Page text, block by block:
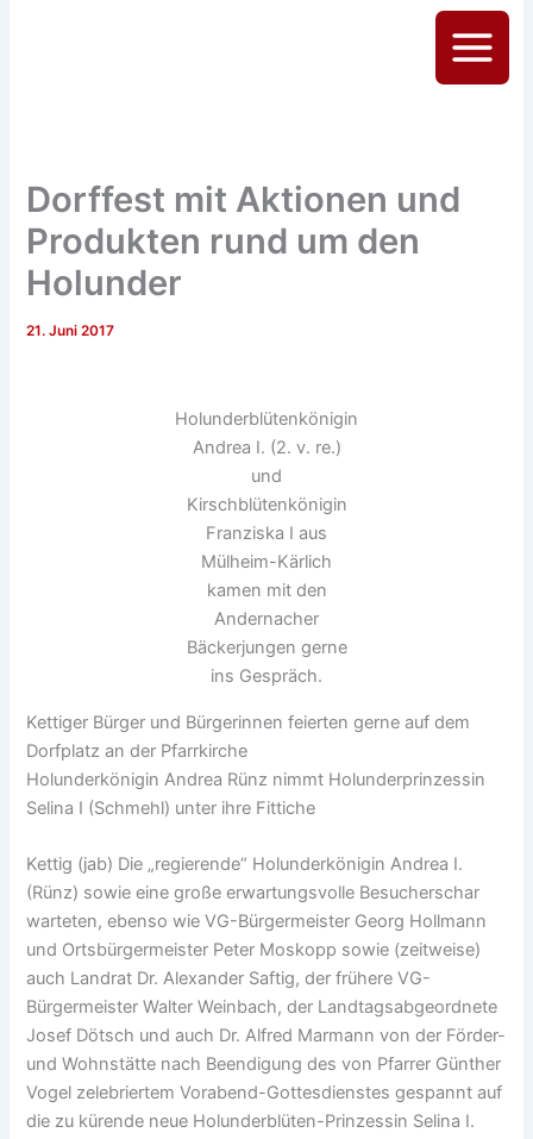
Main
Dorffest mit Aktionen und
Produkten rund um den
Holunder
21. Juni 2017
Holunderblütenkönigin
Andrea I. (2. v. re.)
und
Kirschblütenkönigin
Franziska I aus
Mülheim-Kärlich
kamen mit den
Andernacher
Bäckerjungen gerne
ins Gespräch.
Kettiger Bürger und Bürgerinnen feierten gerne auf dem
Dorfplatz an der Pfarrkirche
Holunderkönigin Andrea Rünz nimmt Holunderprinzessin
Selina I (Schmehl) unter ihre Fittiche
Kettig (jab) Die „regierende“ Holunderkönigin Andrea I.
(Rünz) sowie eine große erwartungsvolle Besucherschar
warteten, ebenso wie VG-Bürgermeister Georg Hollmann
und Ortsbürgermeister Peter Moskopp sowie (zeitweise)
auch Landrat Dr. Alexander Saftig, der frühere VG-
Bürgermeister Walter Weinbach, der Landtagsabgeordnete
Josef Dötsch und auch Dr. Alfred Marmann von der Förder-
und Wohnstätte nach Beendigung des von Pfarrer Günther
Vogel zelebriertem Vorabend-Gottesdienstes gespannt auf
die zu kürende neue Holunderblüten-Prinzessin Selina I.